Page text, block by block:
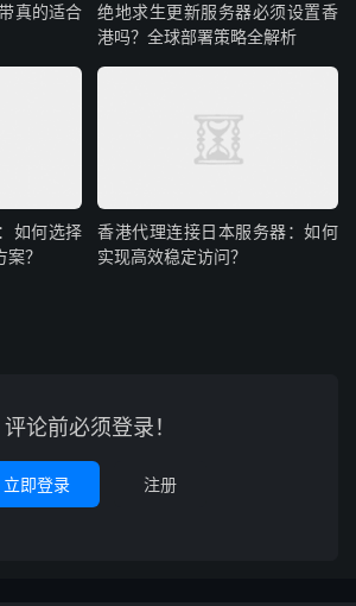
真的适合
绝地求生更新服务器必须设置香
港吗？全球部署策略全解析
如何选择
？
香港代理连接日本服务器：如何
实现高效稳定访问？
评论前必须登录！
立即登录 注册